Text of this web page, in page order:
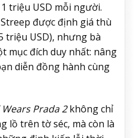
triệu USD mỗi người.
được định giá thù
triệu USD), nhưng bà
mục đích duy nhất: nâng
diễn đồng hành cùng
Prada 2không chỉ
lồ trên tờ séc, mà còn là